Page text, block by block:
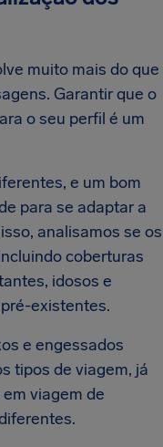
muito mais do que
Garantir que o
o seu perfil é um
e um bom
para se adaptar a
analisamos se os
coberturas
idosos e
existentes.
e engessados
tipos de viagem, já
viagem de